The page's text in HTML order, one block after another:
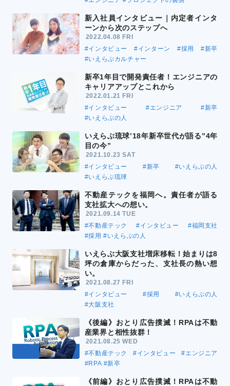
新入社員インタビュー｜内定者インタ
ーンから次のステップへ
2022.04.08 FRI
#インタビュー
#インターン #採用
#新卒
#いえらぶカルチャー
新卒1年目で開発責任者！エンジニアの
キャリアアップとこれから
2022.01.21 FRI
#インタビュー
#エンジニア
#新卒
#いえらぶの人
いえらぶ琉球’18年新卒世代が語る”4年
目の今”
2021.10.23 SAT
#インタビュー
#新卒
#いえらぶの人
#いえらぶ琉球
不動産テックを福岡へ。責任者が語る
支社拡大への想い。
2021.09.14 TUE
#不動産テック
#インタビュー
#福岡支社
#採用 #いえらぶの人
いえらぶ大阪支社増床移転！始まりは8
坪の倉庫からだった、支社長の熱い想
い。
2021.08.27 FRI
#インタビュー
#採用
#いえらぶの人
#大阪支社
《後編》おとり広告撲滅！RPAは不動
産業界と相性抜群！
2021.08.25 WED
#不動産テック
#インタビュー
#エンジニア
#RPA #新卒
《前編》おとり広告撲滅！RPAは不動